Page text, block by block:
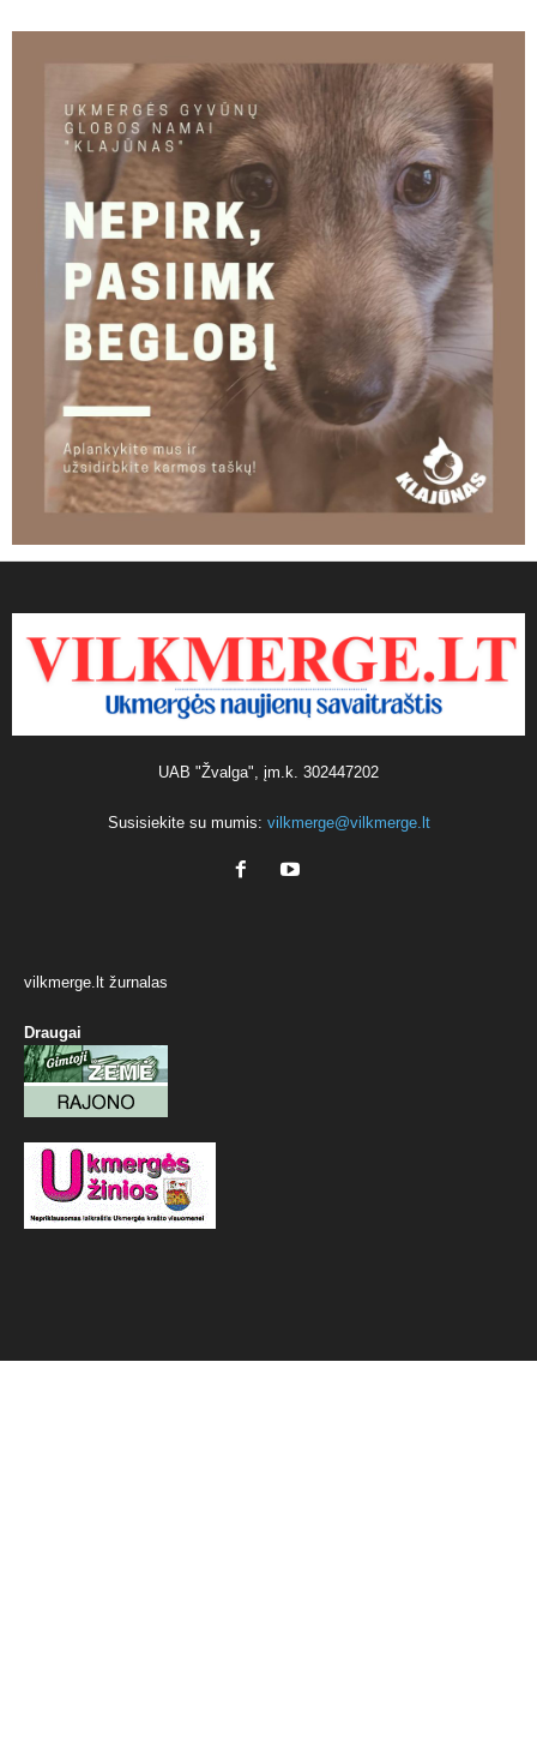
UAB "Žvalga", įm.k. 302447202
Susisiekite su mumis: vilkmerge@vilkmerge.lt
vilkmerge.lt žurnalas
Draugai